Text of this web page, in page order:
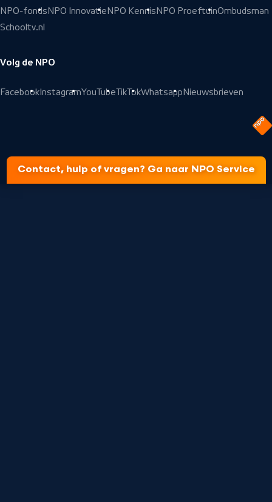
NPO-fonds NPO Innovatie NPO Kennis NPO ProeftuinOmbudsman
Schooltv.nl
Volg de NPO
Facebook InstagramYouTubeTikTokWhatsapp Nieuwsbrieven
Contact, hulp of vragen? Ga naar NPO Service